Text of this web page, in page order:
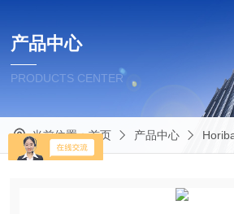
产品中心
PRODUCTS CENTER
当前位置：首页 产品中心